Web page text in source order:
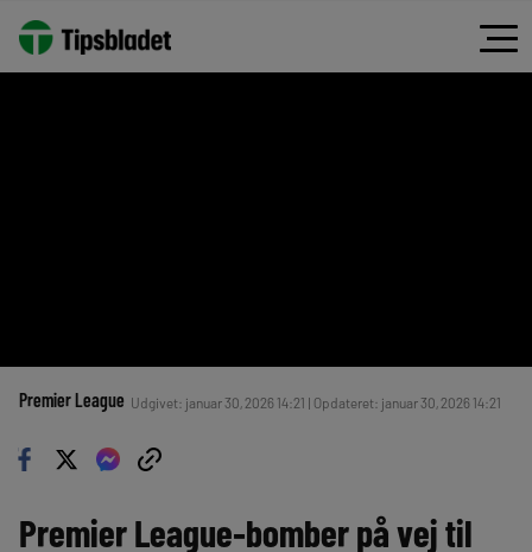
Premier League Udgivet: januar 30, 2026 14:21 | Opdateret: januar 30, 2026 14:21
Premier League-bomber på vej til